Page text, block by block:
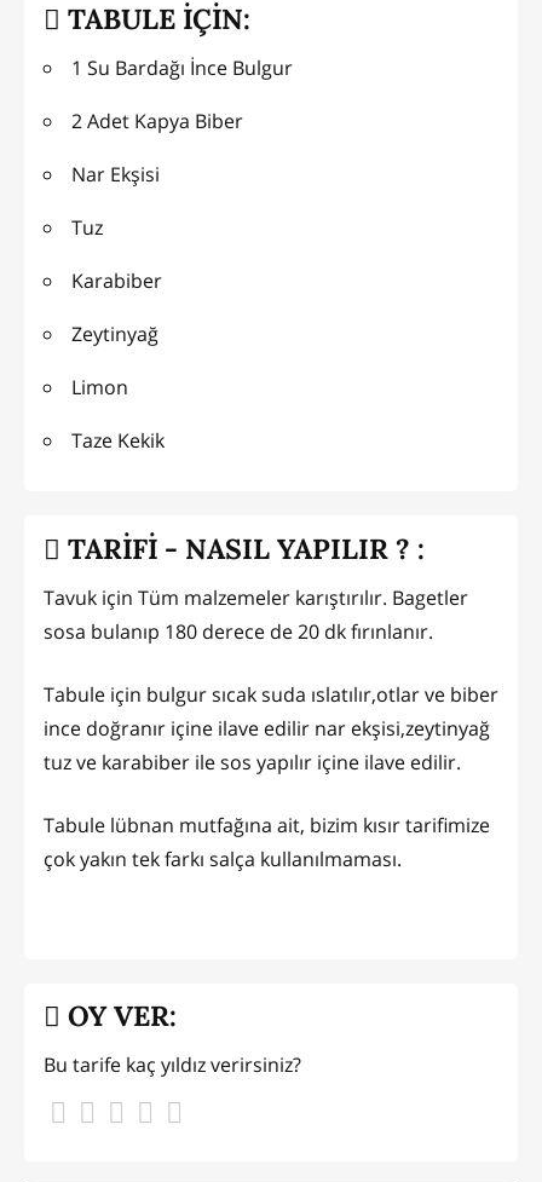
TABULE İÇİN:
1 Su Bardağı İnce Bulgur
2 Adet Kapya Biber
Nar Ekşisi
Tuz
Karabiber
Zeytinyağ
Limon
Taze Kekik
TARİFİ - NASIL YAPILIR ? :
Tavuk için Tüm malzemeler karıştırılır. Bagetler
sosa bulanıp 180 derece de 20 dk fırınlanır.
Tabule için bulgur sıcak suda ıslatılır,otlar ve biber
ince doğranır içine ilave edilir nar ekşisi,zeytinyağ
tuz ve karabiber ile sos yapılır içine ilave edilir.
Tabule lübnan mutfağına ait, bizim kısır tarifimize
çok yakın tek farkı salça kullanılmaması.
OY VER:
Bu tarife kaç yıldız verirsiniz?